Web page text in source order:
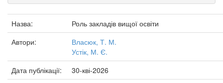
Назва:
Роль закладів вищої освіти
Автори:
Власюк, Т. М.
Устік, М. Є.
Дата публікації:
30-кві-2026